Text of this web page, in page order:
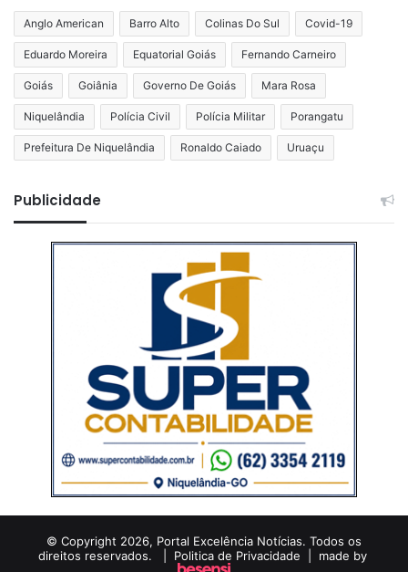
Anglo American Barro Alto Colinas Do Sul Covid-19
Eduardo Moreira Equatorial Goiás Fernando Carneiro
Goiás Goiânia Governo De Goiás Mara Rosa
Niquelândia Polícia Civil Polícia Militar Porangatu
Prefeitura De Niquelândia Ronaldo Caiado Uruaçu
Publicidade
© Copyright 2026, Portal Excelência Notícias. Todos os
direitos reservados. | Politica de Privacidade | made by